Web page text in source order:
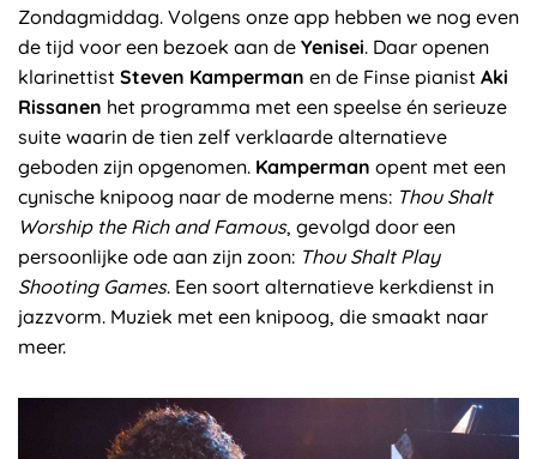
Zondagmiddag. Volgens onze app hebben we nog even
de tijd voor een bezoek aan de Yenisei. Daar openen
klarinettist Steven Kamperman en de Finse pianist Aki
Rissanen het programma met een speelse én serieuze
suite waarin de tien zelf verklaarde alternatieve
geboden zijn opgenomen. Kamperman opent met een
cynische knipoog naar de moderne mens: Thou Shalt
Worship the Rich and Famous, gevolgd door een
persoonlijke ode aan zijn zoon: Thou Shalt Play
Shooting Games. Een soort alternatieve kerkdienst in
jazzvorm. Muziek met een knipoog, die smaakt naar
meer.